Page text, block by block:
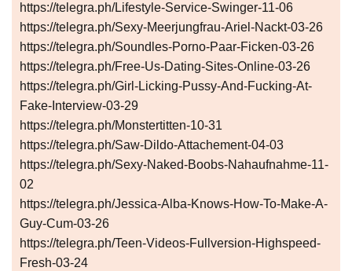
https://telegra.ph/Lifestyle-Service-Swinger-11-06
https://telegra.ph/Sexy-Meerjungfrau-Ariel-Nackt-03-26
https://telegra.ph/Soundles-Porno-Paar-Ficken-03-26
https://telegra.ph/Free-Us-Dating-Sites-Online-03-26
https://telegra.ph/Girl-Licking-Pussy-And-Fucking-At-
Fake-Interview-03-29
https://telegra.ph/Monstertitten-10-31
https://telegra.ph/Saw-Dildo-Attachement-04-03
https://telegra.ph/Sexy-Naked-Boobs-Nahaufnahme-11-
02
https://telegra.ph/Jessica-Alba-Knows-How-To-Make-A-
Guy-Cum-03-26
https://telegra.ph/Teen-Videos-Fullversion-Highspeed-
Fresh-03-24